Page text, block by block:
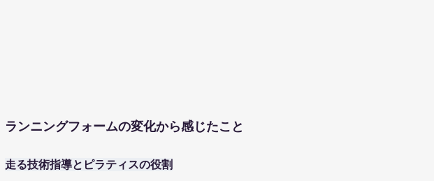
ランニングフォームの変化から感じたこと
走る技術指導とピラティスの役割